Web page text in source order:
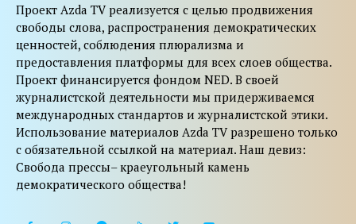
Проект Azda TV реализуется с целью продвижения
свободы слова, распространения демократических
ценностей, соблюдения плюрализма и
предоставления платформы для всех слоев общества.
Проект финансируется фондом NED. В своей
журналистской деятельности мы придерживаемся
международных стандартов и журналистской этики.
Использование материалов Azda TV разрешено только
с обязательной ссылкой на материал. Наш девиз:
Свобода прессы– краеугольный камень
демократического общества!